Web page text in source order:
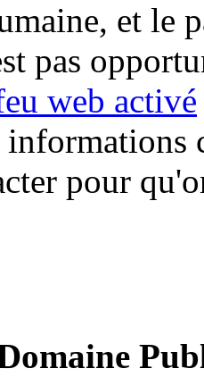
et le
pas
web activé
informations
pour